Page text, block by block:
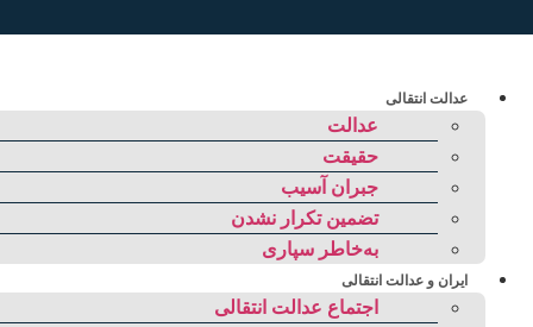
به
عدالت انتقالی
عدالت
حقیقت
جبران آسیب
تضمین تکرار نشدن
به‌خاطر سپاری
ایران و عدالت انتقالی
اجتماع عدالت انتقالی